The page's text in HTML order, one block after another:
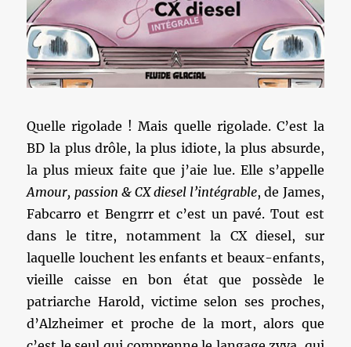
Quelle rigolade ! Mais quelle rigolade. C’est la
BD la plus drôle, la plus idiote, la plus absurde,
la plus mieux faite que j’aie lue. Elle s’appelle
Amour, passion & CX diesel l’intégrable, de James,
Fabcarro et Bengrrr et c’est un pavé. Tout est
dans le titre, notamment la CX diesel, sur
laquelle louchent les enfants et beaux-enfants,
vieille caisse en bon état que possède le
patriarche Harold, victime selon ses proches,
d’Alzheimer et proche de la mort, alors que